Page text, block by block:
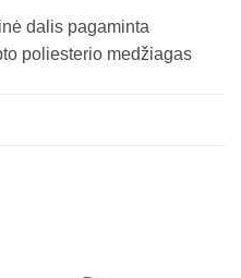
dalis pagaminta
poliesterio medžiagas